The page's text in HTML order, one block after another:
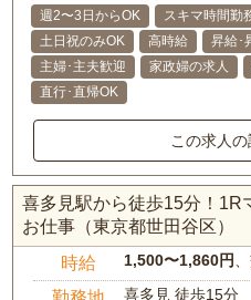
週2〜3日からOK スキマ時間勤
土日祝のみOK
高時給 昇給･
主婦･主夫歓迎
家政婦の求人
直行･直帰OK
この求人
喜多見駅から徒歩15分！1R
お仕事（東京都世田谷区）
時給 1,500〜1,860円
喜多見 徒歩15分